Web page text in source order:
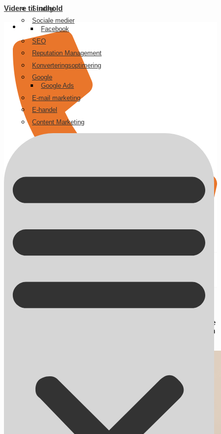
Videre til indhold
Kontakt på +45 70 13 63 23
Strategi
Sociale medier
Facebook
SEO
Reputation Management
Konverteringsoptimering
Google
Google Ads
E-mail marketing
E-handel
Content Marketing
Mobilbetaling
Her finder du blogindlæg om SEO og andre nyheder omhandlende
online markedsføring. Du får desuden gode råd og tips til, hvordan